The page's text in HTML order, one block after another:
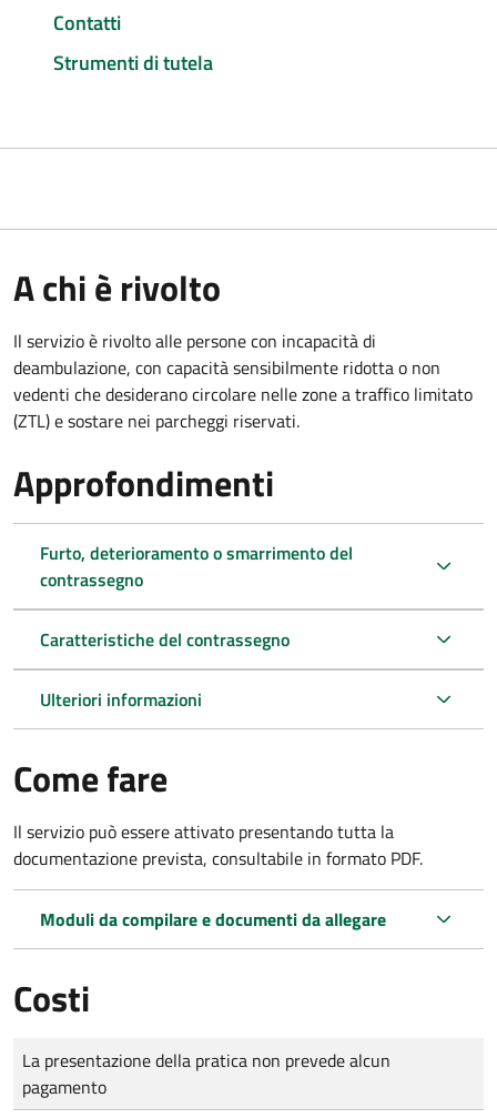
Contatti
Strumenti di tutela
A chi è rivolto
Il servizio è rivolto alle persone con incapacità di
deambulazione, con capacità sensibilmente ridotta o non
vedenti che desiderano circolare nelle zone a traffico limitato
(ZTL) e sostare nei parcheggi riservati.
Approfondimenti
Furto, deterioramento o smarrimento del
contrassegno
Caratteristiche del contrassegno
Ulteriori informazioni
Come fare
Il servizio può essere attivato presentando tutta la
documentazione prevista, consultabile in formato PDF.
Moduli da compilare e documenti da allegare
Costi
Tipo di pagamento
Importo
La presentazione della pratica non prevede alcun
pagamento